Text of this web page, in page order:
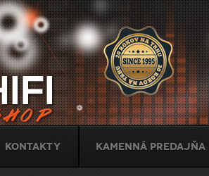
Jump to Navigation
Kontakty Kamenná predajňa